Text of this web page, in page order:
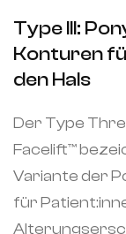
Type III:
Konturen
den Hals
Der Type
Facelift™️
Variante der
für